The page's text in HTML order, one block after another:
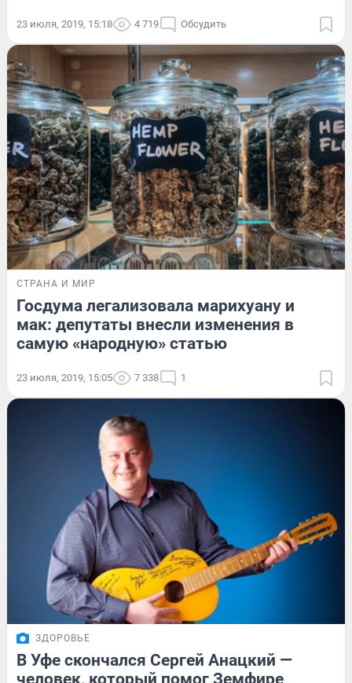
23 июля, 2019, 15:18 4 719 Обсудить
СТРАНА И МИР
Госдума легализовала марихуану и
мак: депутаты внесли изменения в
самую «народную» статью
23 июля, 2019, 15:05 7 338 1
ЗДОРОВЬЕ
В Уфе скончался Сергей Анацкий —
человек, который помог Земфире